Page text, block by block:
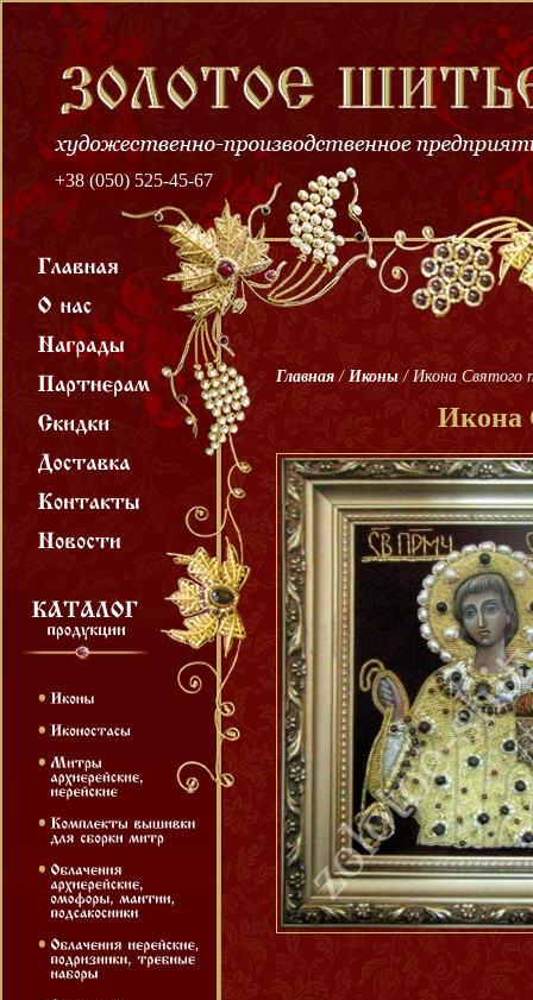
+38 (050) 525-45-67
Главная / Иконы / Икона Святого
Икона